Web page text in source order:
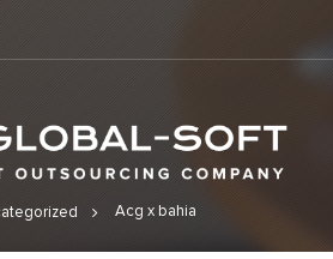
Acg x bahia